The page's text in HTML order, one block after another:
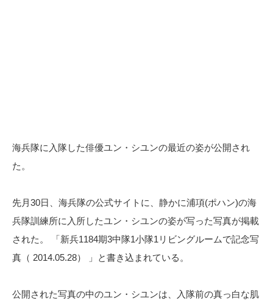
海兵隊に入隊した俳優ユン・シユンの最近の姿が公開され
た。
先月30日、海兵隊の公式サイトに、静かに浦項(ポハン)の海
兵隊訓練所に入所したユン・シユンの姿が写った写真が掲載
された。 「新兵1184期3中隊1小隊1リビングルームで記念写
真（ 2014.05.28） 」と書き込まれている。
公開された写真の中のユン・シユンは、入隊前の真っ白な肌